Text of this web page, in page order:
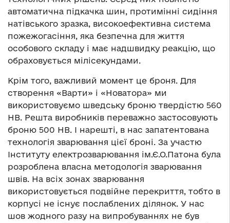
автоматична підкачка шин, протимінні сидіння
натівського зразка, високоефективна система
пожежогасіння, яка безпечна для життя
особового складу і має надшвидку реакцію, що
обраховується мілісекундами.
Крім того, важливий момент це броня. Для
створення «Варти» і «Новатора» ми
використовуємо шведську броню твердістю 560
HB. Решта виробників переважно застосовують
броню 500 НВ. І нарешті, в нас запатентована
технологія зварювання цієї броні. За участю
Інституту електрозварювання ім.Є.О.Патона була
розроблена власна методологія зварювання
швів. На всіх зонах зварювання
використовується подвійне перекриття, тобто в
корпусі не існує послаблених ділянок. У нас
шов жодного разу на випробуваннях не був